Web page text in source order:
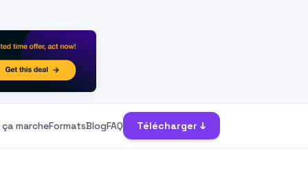
marcheFormatsBlogFAQ Télécharger ↓